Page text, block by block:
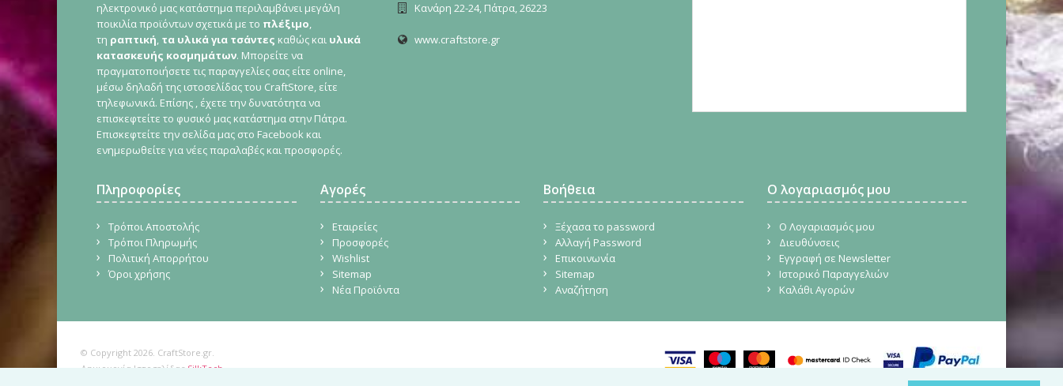
ηλεκτρονικό μας κατάστημα περιλαμβάνει μεγάλη
ποικιλία προϊόντων σχετικά με το πλέξιμο,
τη ραπτική, τα υλικά για τσάντες καθώς και υλικά
κατασκευής κοσμημάτων. Μπορείτε να
πραγματοποιήσετε τις παραγγελίες σας είτε online,
μέσω δηλαδή της ιστοσελίδας του CraftStore, είτε
τηλεφωνικά. Επίσης , έχετε την δυνατότητα να
επισκεφτείτε το φυσικό μας κατάστημα στην Πάτρα.
Επισκεφτείτε την σελίδα μας στο Facebook και
ενημερωθείτε για νέες παραλαβές και προσφορές.
Κανάρη 22-24, Πάτρα, 26223
www.craftstore.gr
Πληροφορίες
Τρόποι Αποστολής
Τρόποι Πληρωμής
Πολιτική Απορρήτου
Όροι χρήσης
Αγορές
Εταιρείες
Προσφορές
Wishlist
Sitemap
Νέα Προϊόντα
Βοήθεια
Ξέχασα το password
Αλλαγή Password
Επικοινωνία
Sitemap
Αναζήτηση
Ο λογαριασμός μου
Ο Λογαριασμός μου
Διευθύνσεις
Εγγραφή σε Newsletter
Ιστορικό Παραγγελιών
Καλάθι Αγορών
© Copyright 2026. CraftStore.gr.
Δημιουργία Ιστοσελίδας SilkTech